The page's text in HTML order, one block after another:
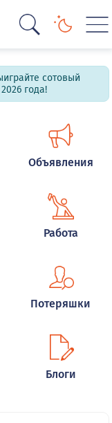
сотовый
года!
Объявления
Работа
Потеряшки
Блоги